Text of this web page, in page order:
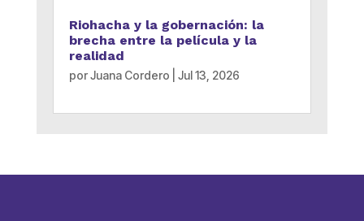
Riohacha y la gobernación: la
brecha entre la película y la
realidad
porJuana Cordero Jul 13, 2026